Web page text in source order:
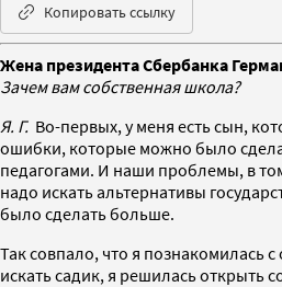
Копировать ссылку
Жена президента Сбербанка
Зачем вам собственная школа?
Я. Г. Во-первых, у меня есть сын,
ошибки, которые можно было
педагогами. И наши проблемы, в
надо искать альтернативы
было сделать больше.
Так совпало, что я познакомилась
искать садик, я решилась открыть